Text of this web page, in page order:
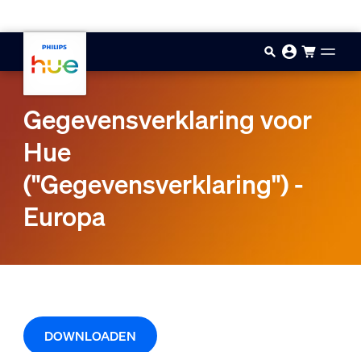
Gegevensverklaring voor
Hue
("Gegevensverklaring") -
Europa
DOWNLOADEN